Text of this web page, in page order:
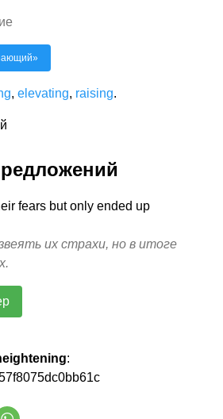
»
, elevating, raising.
fears but only ended up
их страхи, но в итоге
: